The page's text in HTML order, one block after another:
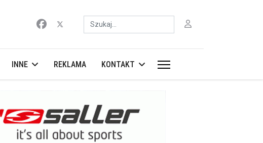
Szukaj
INNE REKLAMA KONTAKT